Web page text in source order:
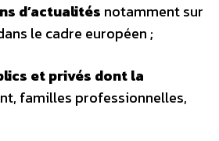
d’actualités notamment sur
le cadre européen ;
et privés dont la
familles professionnelles,